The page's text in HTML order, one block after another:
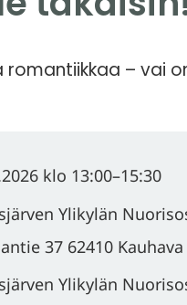
– vai
klo 13:00–15:30
Ylikylän
37 62410 Kauhava
Ylikylän